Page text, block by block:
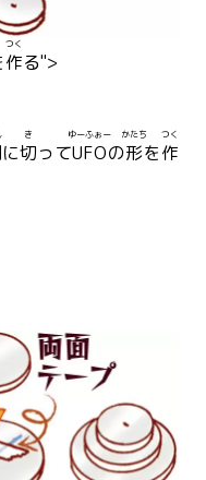
作
つく
る">
に切
き
ってUFO
ゆーふぉー
の形
かたち
を作
つく